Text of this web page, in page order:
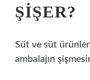
ŞIŞER?
Süt ve süt
ambalajın